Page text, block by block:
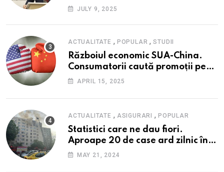
România- Valentin Ionescu,
Financiare (ISF)
JULY 9, 2025
ACTUALITATE , POPULAR ,STUDII
Războiul economic SUA-China.
Consumatorii caută promoții pe
fondul scumpirilor, mai ales la
APRIL 15, 2025
ACTUALITATE , ASIGURARI ,POPULAR
Statistici care ne dau fiori.
Aproape 20 de case ard zilnic în
România, iar pagubele au
MAY 21, 2024